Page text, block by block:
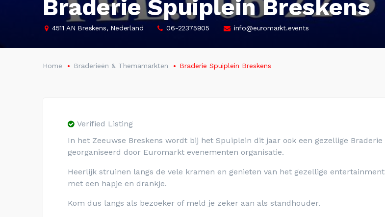
Braderie Spuiplein Breskens
4511 AN Breskens, Nederland 06-22375905 info@euromarkt.events
Home Braderieën & Themamarkten Braderie Spuiplein Breskens
Verified Listing
In het Zeeuwse Breskens wordt bij het Spuiplein dit jaar ook een gezellige Braderie
georganiseerd door Euromarkt evenementen organisatie.
Heerlijk struinen langs de vele kramen en genieten van het gezellige entertainment
met een hapje en drankje.
Kom dus langs als bezoeker of meld je zeker aan als standhouder.